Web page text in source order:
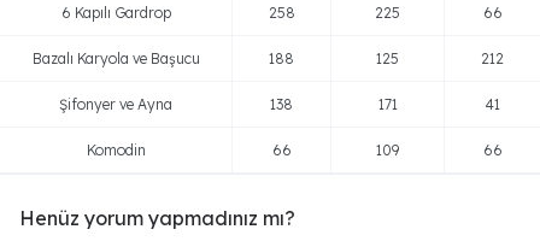
6 Kapılı Gardrop 258 225 66
Bazalı Karyola ve Başucu 188 125 212
Şifonyer ve Ayna 138 171 41
Komodin 66 109 66
Henüz yorum yapmadınız mı?